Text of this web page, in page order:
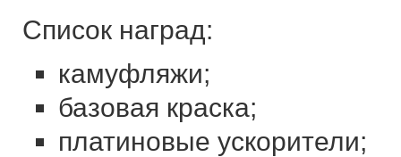
Список наград:
камуфляжи;
базовая краска;
платиновые ускорители;